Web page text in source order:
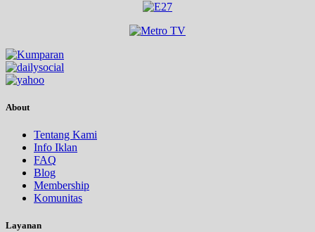
About
Tentang Kami
Info Iklan
FAQ
Blog
Membership
Komunitas
Layanan